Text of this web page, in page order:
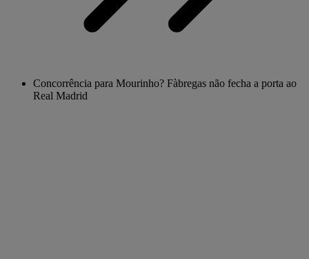
Concorrência para Mourinho? Fàbregas não fecha a porta ao
Real Madrid